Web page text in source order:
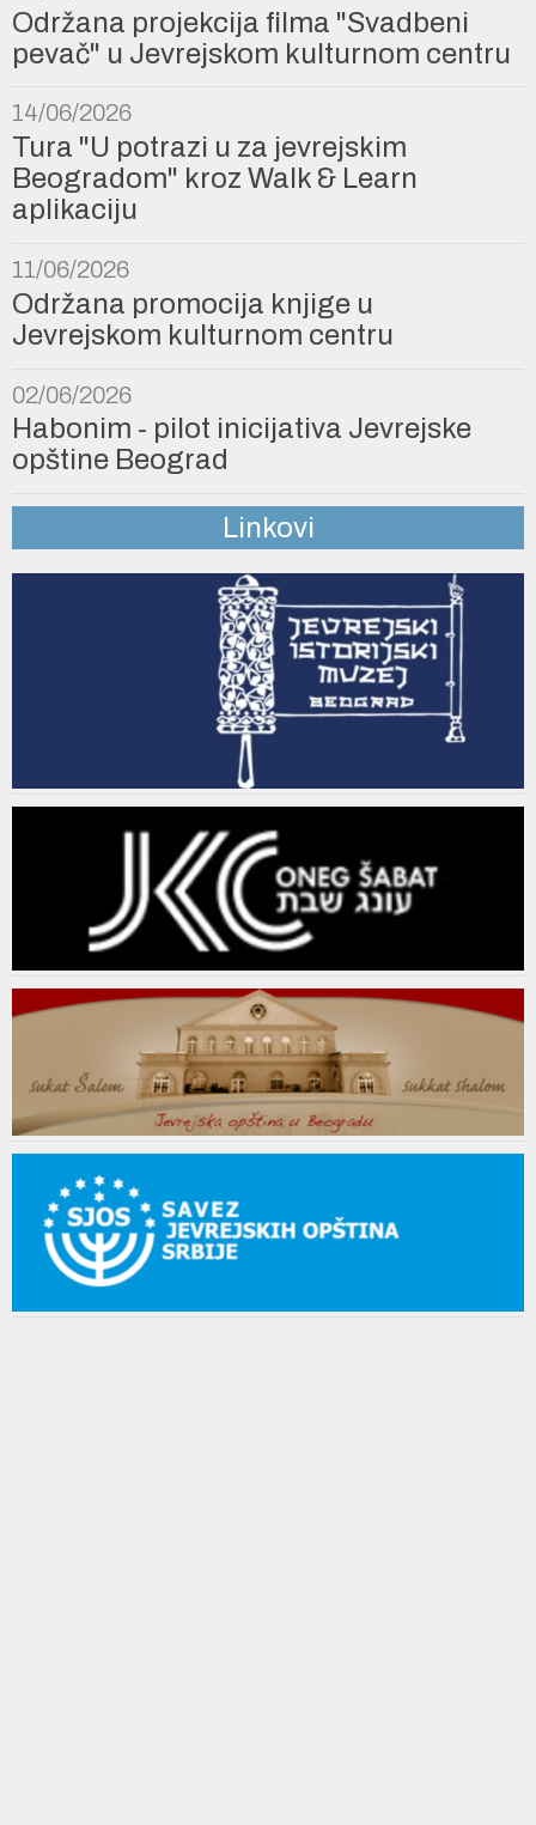
Održana projekcija filma "Svadbeni
pevač" u Jevrejskom kulturnom centru
14/06/2026
Tura "U potrazi u za jevrejskim
Beogradom" kroz Walk & Learn
aplikaciju
11/06/2026
Održana promocija knjige u
Jevrejskom kulturnom centru
02/06/2026
Habonim - pilot inicijativa Jevrejske
opštine Beograd
Linkovi